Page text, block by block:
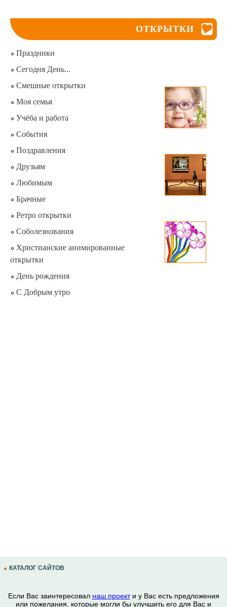
ОТКРЫТКИ
Праздники
Сегодня День...
Смешные открытки
Моя семья
Учёба и работа
События
Поздравления
Друзьям
Любимым
Брачные
Ретро открытки
Соболезнования
Христианские анимированные
открытки
День рождения
С Добрым утро
КАТАЛОГ САЙТОВ
Если Вас заинтересовал наш проекти у Вас есть предложения
или пожелания, которые могли бы улучшить его для Вас и